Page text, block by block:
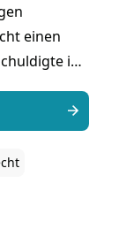
einen
ihn